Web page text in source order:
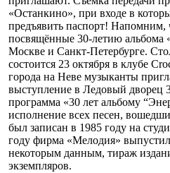
«Останкино», при входе в
предъявить паспорт!
посвящённые 30-летию альбома
Москве и Санкт-Петербурге.
состоится 23 октября в клубе
города на Неве музыканты
выступление в Ледовый дворец
программа «30 лет альбому
исполнение всех песен,
был записан в 1985 году на
году фирма «Мелодия»
некоторым данным, тираж
экземпляров.